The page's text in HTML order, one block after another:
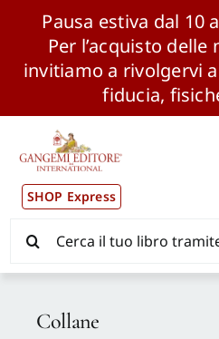
Pausa estiva dal 10
Per l’acquisto
invitiamo a rivolgervi
fiducia,
contenuto
SHOP Express
Pubblicazioni
News ed Eventi
Distribuzione Wolrdwide
per:
Collane